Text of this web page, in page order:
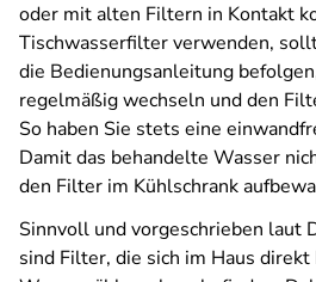
oder mit alten Filtern in Kontakt
Tischwasserfilter verwenden,
die Bedienungsanleitung
regelmäßig wechseln und den
So haben Sie stets eine
Damit das behandelte Wasser
den Filter im Kühlschrank
Sinnvoll und vorgeschrieben laut
sind Filter, die sich im Haus